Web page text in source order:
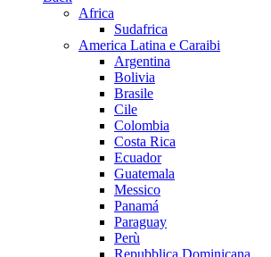
Africa
Sudafrica
America Latina e Caraibi
Argentina
Bolivia
Brasile
Cile
Colombia
Costa Rica
Ecuador
Guatemala
Messico
Panamá
Paraguay
Perù